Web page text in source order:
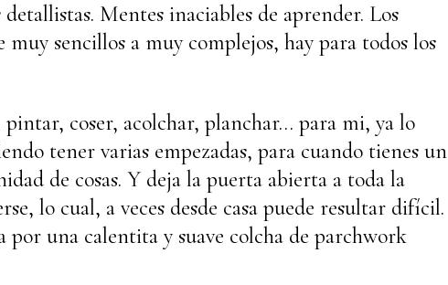
Mentes inaciables de aprender. Los
sencillos a muy complejos, hay para todos los
coser, acolchar, planchar… para mi, ya lo
tener varias empezadas, para cuando tienes un
de cosas. Y deja la puerta abierta a toda la
lo cual, a veces desde casa puede resultar difícil.
por una calentita y suave colcha de parchwork